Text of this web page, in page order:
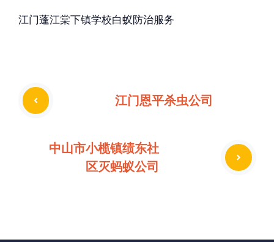
江门蓬江棠下镇学校白蚁防治服务
江门恩平杀虫公司
中山市小榄镇绩东社
区灭蚂蚁公司